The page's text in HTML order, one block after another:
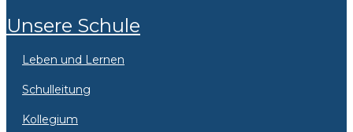
Unsere Schule
Leben und Lernen
Schulleitung
Kollegium